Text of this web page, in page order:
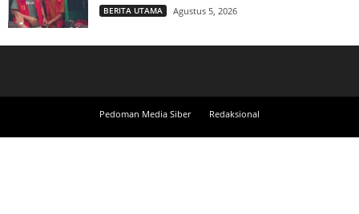
BERITA UTAMA Agustus 5, 2026
Pedoman Media Siber Redaksional